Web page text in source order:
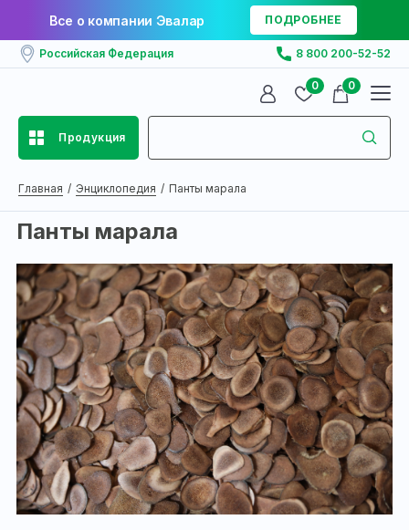
Все о компании Эвалар ПОДРОБНЕЕ
Российская Федерация 8 800 200-52-52
0 0
Продукция
Главная Энциклопедия Панты марала
Панты марала